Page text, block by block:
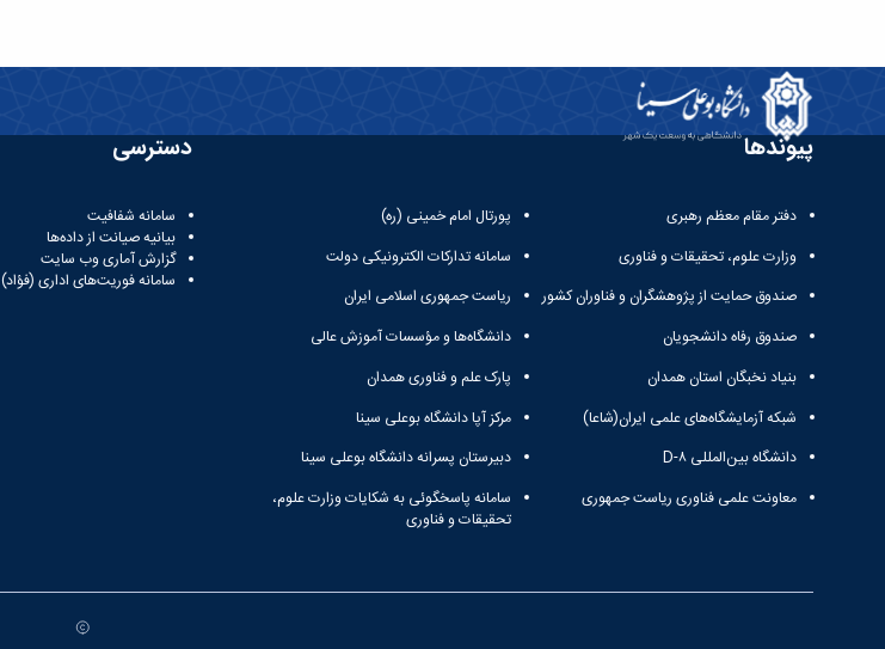
پیوندها
دفتر مقام معظم رهبری
وزارت علوم، تحقیقات و فناوری
صندوق حمایت از پژوهشگران و فناوران کشور
صندوق رفاه دانشجویان
بنیاد نخبگان استان همدان
شبکه آزمایشگاه‌های علمی ایران(شاعا)
دانشگاه بین‌المللی D-۸
معاونت علمی فناوری ریاست جمهوری
پورتال امام خمینی (ره)
سامانه تدارکات الکترونیکی دولت
ریاست جمهوری اسلامی ایران
دانشگاه‌ها و مؤسسات آموزش عالی
پارک علم و فناوری همدان
مرکز آپا دانشگاه بوعلی سینا
دبیرستان پسرانه دانشگاه بوعلی سینا
سامانه پاسخگوئی به شکایات وزارت علوم،
تحقیقات و فناوری
دسترسی
سامانه شفافیت
بیانیه صیانت از داده‌ها
گزارش آماری وب‌ سایت
سامانه فوریت‌های اداری (فؤاد)